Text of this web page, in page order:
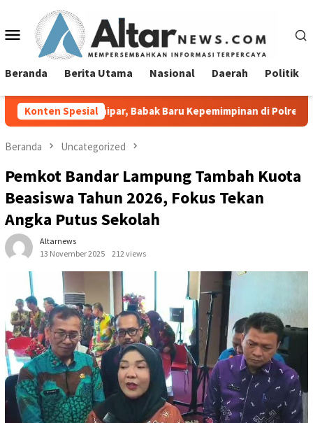
konten Menu
Mobile
Beranda Berita Utama Nasional Daerah Politik
Konten Spesial
Babak Baru Kepemimpinan di Polresta Bandar Lampung
Beranda Uncategorized
Pemkot Bandar Lampung Tambah Kuota
Beasiswa Tahun 2026, Fokus Tekan
Angka Putus Sekolah
Altarnews
13 November 2025
212 views